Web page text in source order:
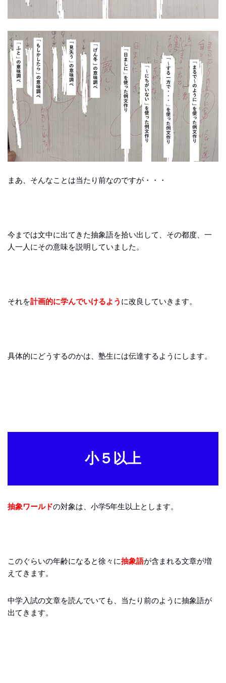
まあ、そんなことは当たり前なのですが・・・
今までは文中に出てきた抽象語を拾い出して、その都度、一
人一人にその意味を説明していました。
それを計画的に学んでいけるよう に改良していきます。
具体的にどうするのかは、塾生には伝達するようにします。
小５以上
抽象ワールドの対象は、小学5年生以上とします。
このぐらいの年齢になると徐々に抽象語が含まれる文章が増
えてきます。
中学入試の文章を読んでいても、当たり前のように抽象語が
出てきます。